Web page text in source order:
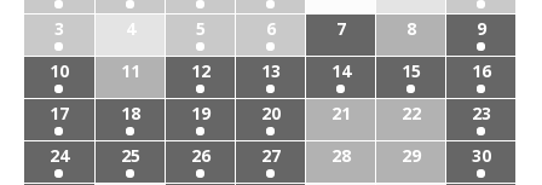
3
4 5 6 7 8
9
10
11 12 13 14 15
16
17
18 19 20 21 22
23
24
25 26 27 28 29
30